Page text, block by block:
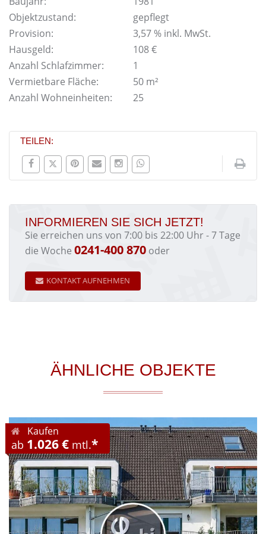
Objektzustand:
gepflegt
Provision:
3,57 % inkl. MwSt.
Hausgeld:
108 €
Anzahl Schlafzimmer:
1
Vermietbare Fläche:
50 m²
Anzahl Wohneinheiten:
25
TEILEN:
INFORMIEREN SIE SICH JETZT!
Sie erreichen uns von 7:00 bis 22:00 Uhr - 7 Tage
die Woche 0241-400 870 oder
KONTAKT AUFNEHMEN
ÄHNLICHE OBJEKTE
Kaufen
ab 1.026 € mtl.*